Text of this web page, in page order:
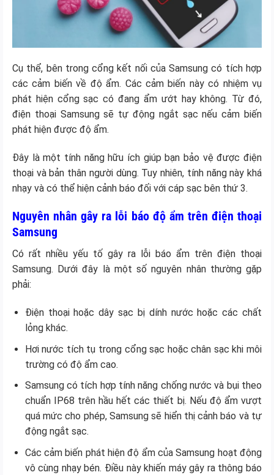
Cụ thể, bên trong cổng kết nối của Samsung có tích hợp
các cảm biến về độ ẩm. Các cảm biến này có nhiệm vụ
phát hiện cổng sạc có đang ẩm ướt hay không. Từ đó,
điện thoại Samsung sẽ tự động ngắt sạc nếu cảm biến
phát hiện được độ ẩm.
Đây là một tính năng hữu ích giúp bạn bảo vệ được điện
thoại và bản thân người dùng. Tuy nhiên, tính năng này khá
nhạy và có thể hiện cảnh báo đối với cáp sạc bên thứ 3.
Nguyên nhân gây ra lỗi báo độ ẩm trên điện thoại
Samsung
Có rất nhiều yếu tố gây ra lỗi báo ẩm trên điện thoại
Samsung. Dưới đây là một số nguyên nhân thường gặp
phải:
Điện thoại hoặc dây sạc bị dính nước hoặc các chất
lỏng khác.
Hơi nước tích tụ trong cổng sạc hoặc chân sạc khi môi
trường có độ ẩm cao.
Samsung có tích hợp tính năng chống nước và bụi theo
chuẩn IP68 trên hầu hết các thiết bị. Nếu độ ẩm vượt
quá mức cho phép, Samsung sẽ hiển thị cảnh báo và tự
động ngắt sạc.
Các cảm biến phát hiện độ ẩm của Samsung hoạt động
vô cùng nhạy bén. Điều này khiến máy gây ra thông báo